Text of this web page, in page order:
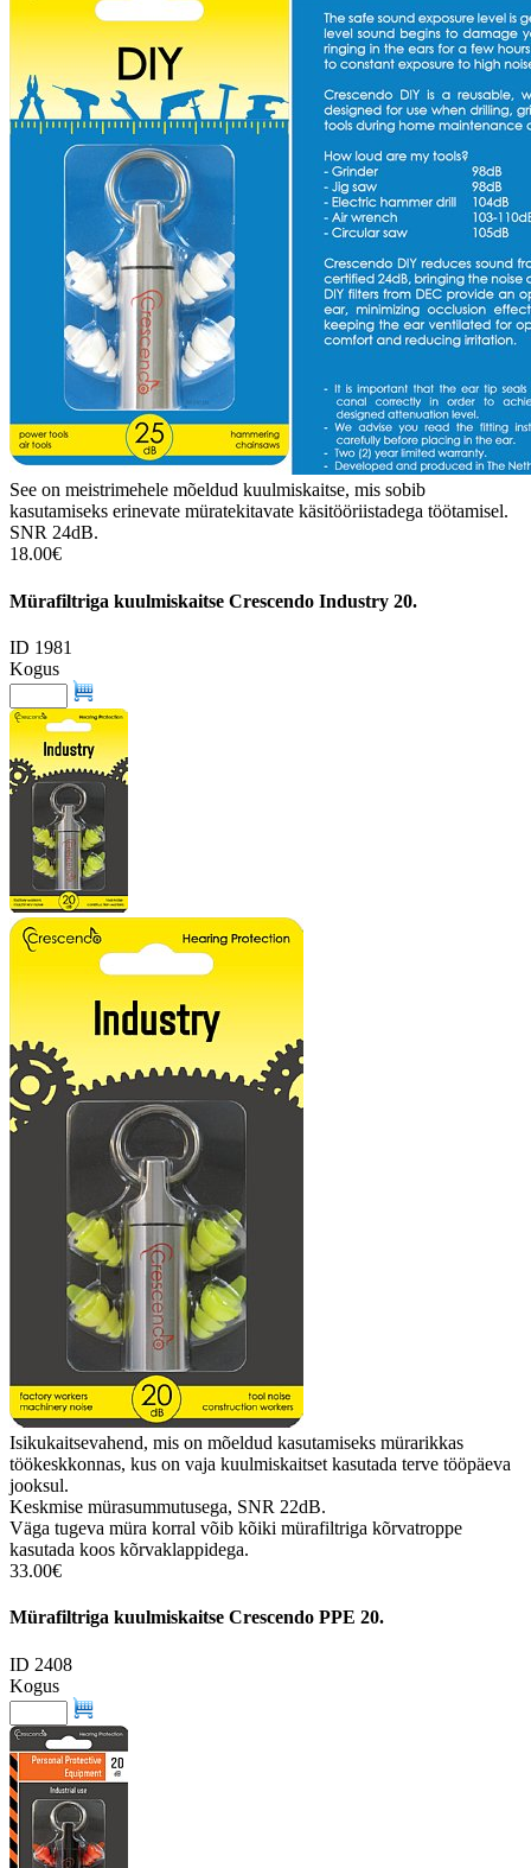
See on meistrimehele mõeldud kuulmiskaitse, mis sobib
kasutamiseks erinevate müratekitavate käsitööriistadega töötamisel.
SNR 24dB.
18.00€
Mürafiltriga kuulmiskaitse Crescendo Industry 20.
ID 1981
Kogus
Isikukaitsevahend, mis on mõeldud kasutamiseks mürarikkas
töökeskkonnas, kus on vaja kuulmiskaitset kasutada terve tööpäeva
jooksul.
Keskmise mürasummutusega, SNR 22dB.
Väga tugeva müra korral võib kõiki mürafiltriga kõrvatroppe
kasutada koos kõrvaklappidega.
33.00€
Mürafiltriga kuulmiskaitse Crescendo PPE 20.
ID 2408
Kogus